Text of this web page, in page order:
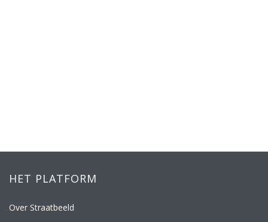
HET PLATFORM
Over Straatbeeld